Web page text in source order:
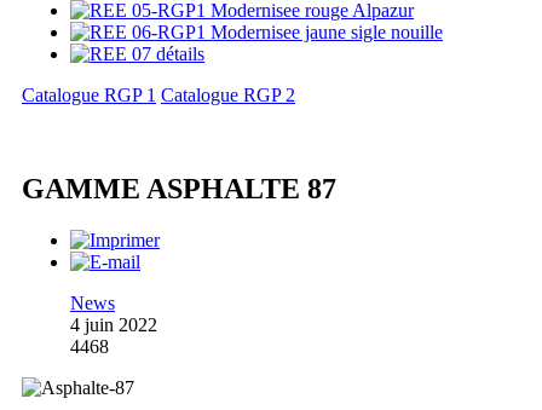
Catalogue RGP 1 Catalogue RGP 2
GAMME ASPHALTE 87
News
4 juin 2022
4468